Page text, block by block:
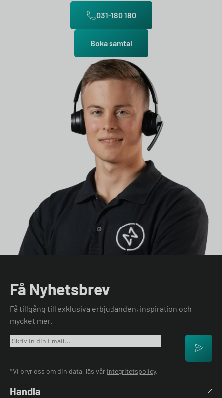
031-180 180
Boka samtal
Få Nyhetsbrev
Få tillgång till exklusiva erbjudanden, inspiration och
mycket mer.
*Vi bryr oss om din data, läs vår integritetspolicy.
Handla